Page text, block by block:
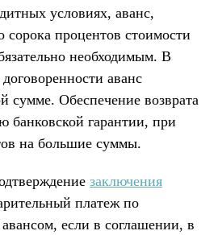
условиях, аванс,
сорока процентов стоимости
необходимым. В
аванс
сумме. Обеспечение возврата
банковской гарантии, при
на большие суммы.
заключения
платеж по
если в соглашении, в